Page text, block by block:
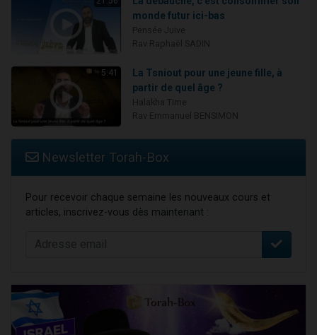
monde futur ici-bas
5:41
La Tsniout pour une jeune fille, à
partir de quel âge ?
Newsletter Torah-Box
Pour recevoir chaque semaine les nouveaux cours et
articles, inscrivez-vous dès maintenant :